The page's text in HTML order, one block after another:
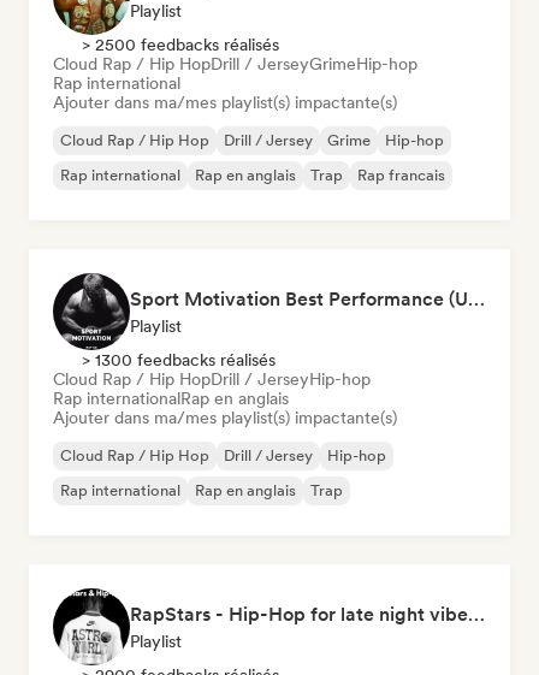
Playlist
> 2500 feedbacks réalisés
Cloud Rap / Hip HopDrill / JerseyGrimeHip-hop
Rap international
Ajouter dans ma/mes playlist(s) impactante(s)
Cloud Rap / Hip Hop Drill / Jersey Grime
Hip-hop
Rap international
Rap en anglais Trap Rap francais
Sport Motivation Best Performance (Uniside Digital)
Playlist
> 1300 feedbacks réalisés
Cloud Rap / Hip HopDrill / JerseyHip-hop
Rap internationalRap en anglais
Ajouter dans ma/mes playlist(s) impactante(s)
Cloud Rap / Hip Hop Drill / Jersey
Hip-hop
Rap international
Rap en anglais Trap
RapStars - Hip-Hop for late night vibes (by Music Outsider)
Playlist